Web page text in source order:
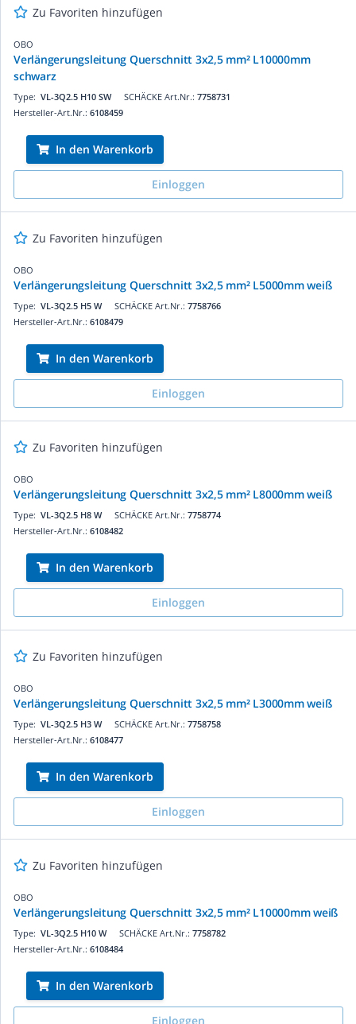
Zu Favoriten hinzufügen
OBO
Verlängerungsleitung Querschnitt 3x2,5 mm² L10000mm
schwarz
SCHÄCKE Art.Nr.: 7758731
Type: VL-3Q2.5 H10 SW
Hersteller-Art.Nr.: 6108459
In den Warenkorb
Einloggen
Zu Favoriten hinzufügen
OBO
Verlängerungsleitung Querschnitt 3x2,5 mm² L5000mm weiß
SCHÄCKE Art.Nr.: 7758766
Type: VL-3Q2.5 H5 W
Hersteller-Art.Nr.: 6108479
In den Warenkorb
Einloggen
Zu Favoriten hinzufügen
OBO
Verlängerungsleitung Querschnitt 3x2,5 mm² L8000mm weiß
SCHÄCKE Art.Nr.: 7758774
Type: VL-3Q2.5 H8 W
Hersteller-Art.Nr.: 6108482
In den Warenkorb
Einloggen
Zu Favoriten hinzufügen
OBO
Verlängerungsleitung Querschnitt 3x2,5 mm² L3000mm weiß
SCHÄCKE Art.Nr.: 7758758
Type: VL-3Q2.5 H3 W
Hersteller-Art.Nr.: 6108477
In den Warenkorb
Einloggen
Zu Favoriten hinzufügen
OBO
Verlängerungsleitung Querschnitt 3x2,5 mm² L10000mm weiß
SCHÄCKE Art.Nr.: 7758782
Type: VL-3Q2.5 H10 W
Hersteller-Art.Nr.: 6108484
In den Warenkorb
Einloggen